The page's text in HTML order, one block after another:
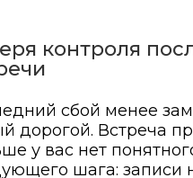
контроля
сбой менее
дорогой. Встреча
у вас нет
шага: записи